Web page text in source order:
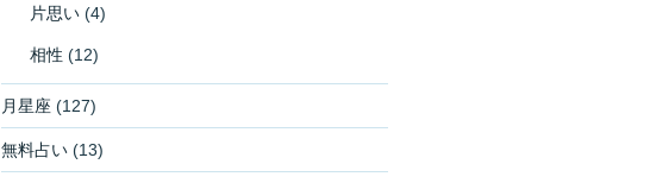
片思い(4)
相性 (12)
月星座 (127)
無料占い(13)